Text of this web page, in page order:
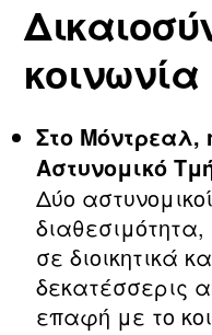
κοινωνία
Στο Μόντρεαλ,
Αστυνομικό
Δύο
σε διοικητικά
δεκατέσσερις
επαφή με το